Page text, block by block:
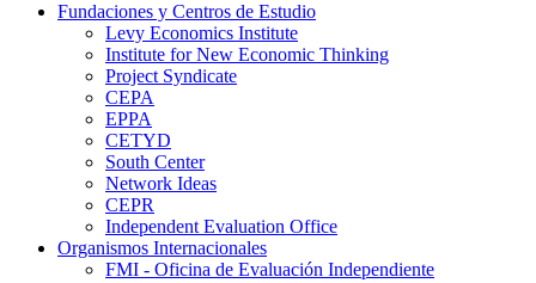
Fundaciones y Centros de Estudio
Levy Economics Institute
Institute for New Economic Thinking
Project Syndicate
CEPA
EPPA
CETYD
South Center
Network Ideas
CEPR
Independent Evaluation Office
Organismos Internacionales
FMI - Oficina de Evaluación Independiente